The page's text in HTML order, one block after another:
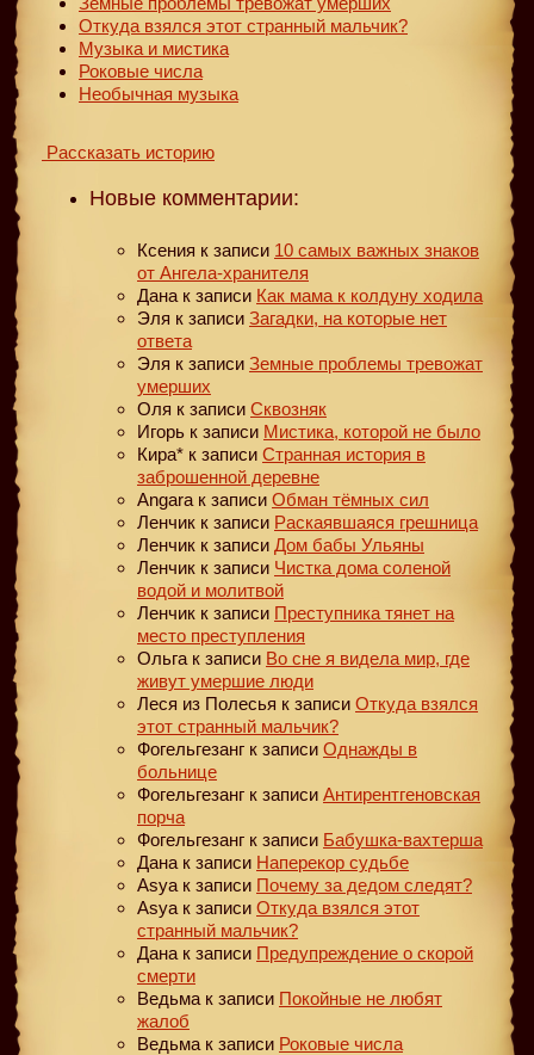
Откуда взялся этот странный мальчик?
Музыка и мистика
Роковые числа
Необычная музыка
Рассказать историю
Новые комментарии:
Ксения к записи 10 самых важных знаков
от Ангела-хранителя
Дана к записи Как мама к колдуну ходила
Эля к записи Загадки, на которые нет
ответа
Эля к записи Земные проблемы тревожат
умерших
Оля к записи Сквозняк
Игорь к записи Мистика, которой не было
Кира* к записи Странная история в
заброшенной деревне
Angara к записи Обман тёмных сил
Ленчик к записи Раскаявшаяся грешница
Ленчик к записи Дом бабы Ульяны
Ленчик к записи Чистка дома соленой
водой и молитвой
Ленчик к записи Преступника тянет на
место преступления
Ольга к записи Во сне я видела мир, где
живут умершие люди
Леся из Полесья к записи Откуда взялся
этот странный мальчик?
Фогельгезанг к записи Однажды в
больнице
Фогельгезанг к записи Антирентгеновская
порча
Фогельгезанг к записи Бабушка-вахтерша
Дана к записи Наперекор судьбе
Asya к записи Почему за дедом следят?
Asya к записи Откуда взялся этот
странный мальчик?
Дана к записи Предупреждение о скорой
смерти
Ведьма к записи Покойные не любят
жалоб
Ведьма к записи Роковые числа